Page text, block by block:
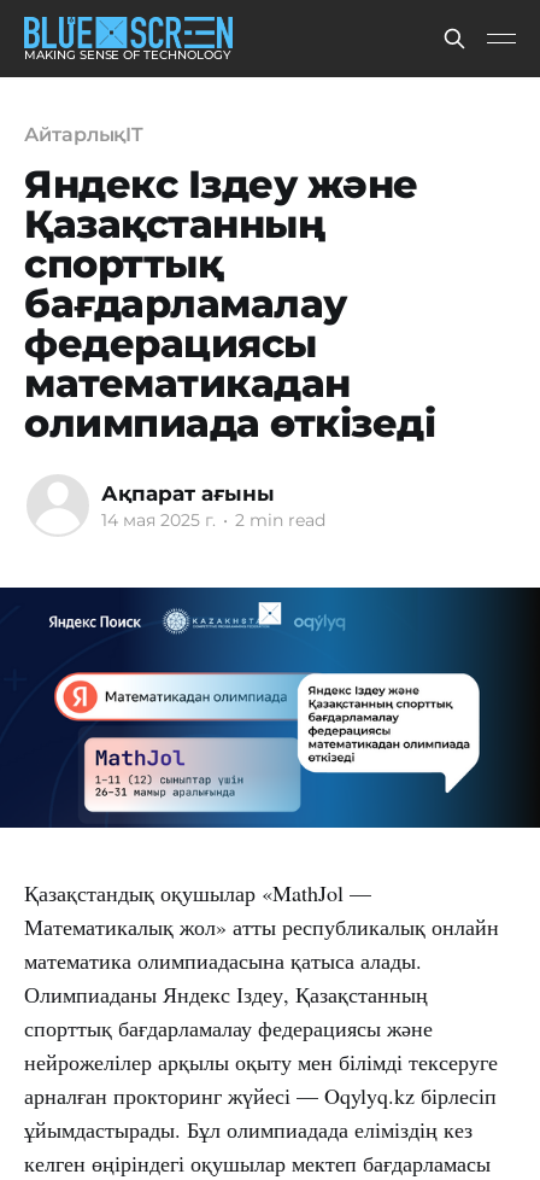
MAKING SENSE OF TECHNOLOGY
АйтарлықIT
Яндекс Іздеу және
Қазақстанның
спорттық
бағдарламалау
федерациясы
математикадан
олимпиада өткізеді
Ақпарат ағыны
14 мая 2025 г. • 2 min read
Қазақстандық оқушылар «MathJol —
Математикалық жол» атты республикалық онлайн
математика олимпиадасына қатыса алады.
Олимпиаданы Яндекс Іздеу, Қазақстанның
спорттық бағдарламалау федерациясы және
нейрожелілер арқылы оқыту мен білімді тексеруге
арналған прокторинг жүйесі — Oqylyq.kz бірлесіп
ұйымдастырады. Бұл олимпиадада еліміздің кез
келген өңіріндегі оқушылар мектеп бағдарламасы